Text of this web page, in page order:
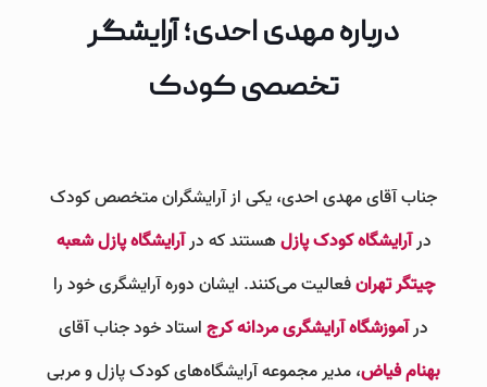
درباره مهدی احدی؛ آرایشگر
تخصصی کودک
جناب آقای مهدی احدی، یکی از آرایشگران متخصص کودک
درآرایشگاه کودک پازلهستند که درآرایشگاه پازل شعبه
چیتگر تهرانفعالیت می‌کنند. ایشان دوره آرایشگری خود را
درآموزشگاه آرایشگری مردانه کرجاستاد خود جناب آقای
بهنام فیاض، مدیر مجموعه آرایشگاه‌های کودک پازل و مربی